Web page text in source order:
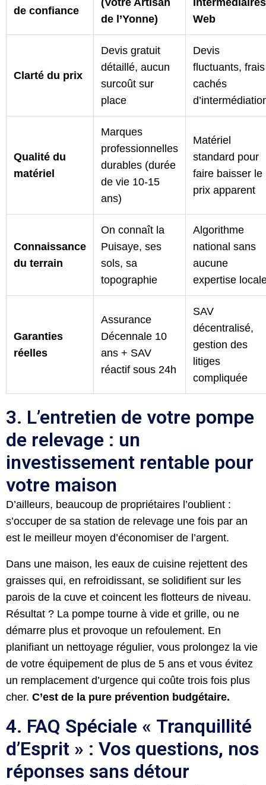
de confiance
de l’Yonne)
Web
Clarté du prix
Devis gratuit
détaillé, aucun
surcoût sur
place
Devis
fluctuants, frais
cachés
Qualité du
matériel
Marques
professionnelles
durables (durée
de vie 10-15
ans)
Matériel
standard pour
faire baisser le
prix apparent
Connaissance
du terrain
On connaît la
Puisaye, ses
sols, sa
topographie
Algorithme
national sans
aucune
expertise
Garanties
réelles
Assurance
Décennale 10
ans + SAV
réactif sous 24h
SAV
décentralisé,
gestion des
litiges
compliquée
3. L’entretien de votre pompe
de relevage : un
investissement rentable pour
votre maison
D’ailleurs, beaucoup de propriétaires l’oublient :
s’occuper de sa station de relevage une fois par an
est le meilleur moyen d’économiser de l’argent.
Dans une maison, les eaux de cuisine rejettent des
graisses qui, en refroidissant, se solidifient sur les
parois de la cuve et coincent les flotteurs de niveau.
Résultat ? La pompe tourne à vide et grille, ou ne
démarre plus et provoque un refoulement. En
planifiant un nettoyage régulier, vous prolongez la vie
de votre équipement de plus de 5 ans et vous évitez
un remplacement d’urgence qui coûte trois fois plus
cher. C’est de la pure prévention budgétaire.
4. FAQ Spéciale « Tranquillité
d’Esprit » : Vos questions, nos
réponses sans détour